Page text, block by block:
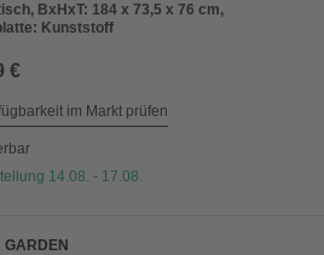
BxHxT: 184 x 73,5 x 76 cm,
Kunststoff
€
im Markt prüfen
14.08. - 17.08.
GARDEN